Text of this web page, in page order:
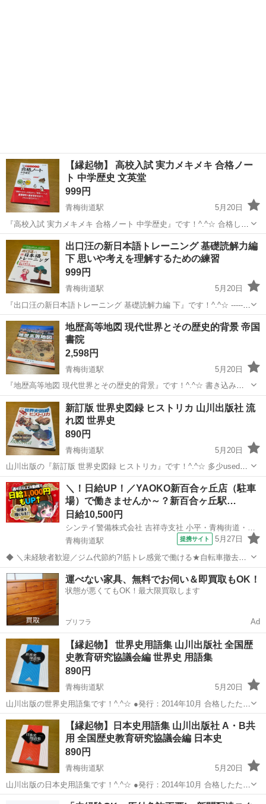
【縁起物】 高校入試 実力メキメキ 合格ノー
ト 中学歴史 文英堂
999円
青梅街道駅
5月20日
『高校入試 実力メキメキ 合格ノート 中学歴史』です！^.^☆ 合格した
ため出品させていただきます。 同じシリーズの地理と公民も出品して
おりますので、そちらも是非チェックしてみてください♪ ------- 「講義
テキ...
東京 小平市 青梅街道駅 参考書
出口汪の新日本語トレーニング 基礎読解力編
下 思いや考えを理解するための練習
999円
青梅街道駅
5月20日
『出口汪の新日本語トレーニング 基礎読解力編 下』です！^.^☆ -------
思いや考えを理解するための練習 すべての学習に必要な力を、自分で
身につける！ 新・対話式学習法で楽しくマスターできる勉強の基礎の
基礎！ ...
東京 小平市 青梅街道駅 参考書 英才教育
地歴高等地図 現代世界とその歴史的背景 帝国
書院
2,598円
青梅街道駅
5月20日
『地歴高等地図 現代世界とその歴史的背景』です！^.^☆ 書き込みは
ありません。 多少のused感はあるかと思いますが、ご使用いただくの
に問題はありません。 ※中古品であるということをご理解の上、気に
なさらない方のみ、...
東京 小平市 青梅街道駅 参考書 地図
新訂版 世界史図録 ヒストリカ 山川出版社 流
れ図 世界史
890円
青梅街道駅
5月20日
山川出版の『新訂版 世界史図録 ヒストリカ』です！^.^☆ 多少used感
はあるかと思いますが、ご使用に問題はありません。 ※中古品である
ということをご理解の上、気になさらない方のみ、ご購入をお願い致
します。神経質な方は...
東京 小平市 青梅街道駅 図録
＼！日給UP！／YAOKO新百合ヶ丘店（駐車
場）で働きませんか～？新百合ヶ丘駅…
日給10,500円
シンテイ警備株式会社 吉祥寺支社 小平・青梅街道・花小金井(YAOKO新百合ヶ丘店の駐車場警備)エリア/A3203200118
青梅街道駅
提携サイト 5月27日
◆ ＼未経験者歓迎／ジム代節約?!筋トレ感覚で働ける★自転車撤去の
お仕事♪ ◆ ★なかなか出ないレアな求人★ 人々の通行の妨げとなる
不法に放置される自転車を撤去！ 運転希望の方は＋500円※軽orタウ
ンエーストラックの小...
東京 小平市 青梅街道駅 警備員
運べない家具、無料でお伺い＆即買取もOK！
状態が悪くてもOK！最大限買取します
プリフラ Ad
【縁起物】 世界史用語集 山川出版社 全国歴
史教育研究協議会編 世界史 用語集
890円
青梅街道駅
5月20日
山川出版の世界史用語集です！^.^☆ ●発行：2014年10月 合格したため
出品させていただきます。 カバーの引っかかり部分(片側)に折れが見
受けられます。 裏表紙にスマイルマークが書いてあり、名前が薄っす
ら残っていま...
東京 小平市 青梅街道駅 参考書 諸君
【縁起物】日本史用語集 山川出版社 A・B共
用 全国歴史教育研究協議会編 日本史
890円
青梅街道駅
5月20日
山川出版の日本史用語集です！^.^☆ ●発行：2014年10月 合格したため
出品させていただきます。 書き込みはありません。 多少のused感は
青梅街道駅 参考書 教科書